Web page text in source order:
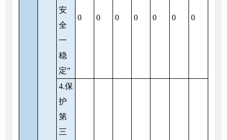
安
全
一
稳
定”
0 0 0 0 0 0 0
4.保
护
第
三